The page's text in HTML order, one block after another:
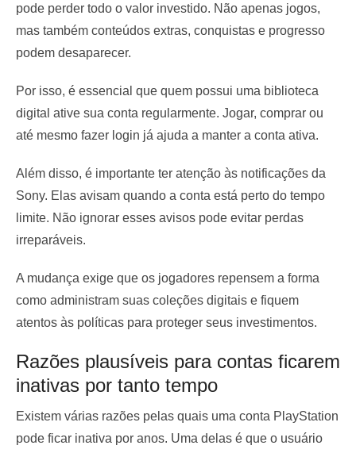
pode perder todo o valor investido. Não apenas jogos,
mas também conteúdos extras, conquistas e progresso
podem desaparecer.
Por isso, é essencial que quem possui uma biblioteca
digital ative sua conta regularmente. Jogar, comprar ou
até mesmo fazer login já ajuda a manter a conta ativa.
Além disso, é importante ter atenção às notificações da
Sony. Elas avisam quando a conta está perto do tempo
limite. Não ignorar esses avisos pode evitar perdas
irreparáveis.
A mudança exige que os jogadores repensem a forma
como administram suas coleções digitais e fiquem
atentos às políticas para proteger seus investimentos.
Razões plausíveis para contas ficarem
inativas por tanto tempo
Existem várias razões pelas quais uma conta PlayStation
pode ficar inativa por anos. Uma delas é que o usuário